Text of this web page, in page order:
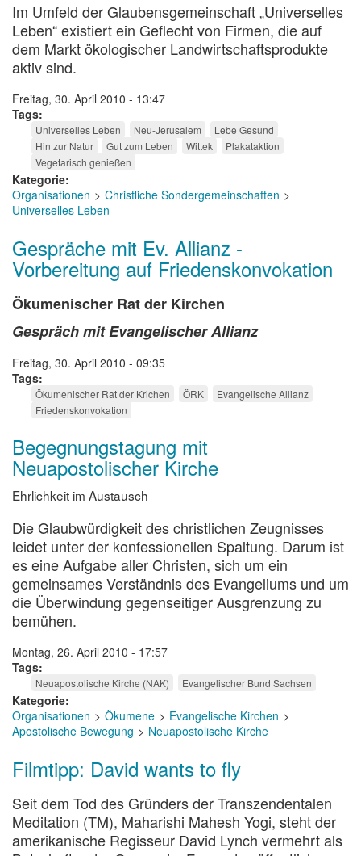
Im Umfeld der Glaubensgemeinschaft „Universelles
Leben“ existiert ein Geflecht von Firmen, die auf
dem Markt ökologischer Landwirtschaftsprodukte
aktiv sind.
Freitag, 30. April 2010 - 13:47
Tags
Universelles Leben Neu-Jerusalem
Lebe Gesund
Hin zur Natur
Gut zum Leben Wittek
Plakataktion
Vegetarisch genießen
Kategorie
Organisationen
Christliche Sondergemeinschaften
Universelles Leben
Gespräche mit Ev. Allianz -
Vorbereitung auf Friedenskonvokation
Ökumenischer Rat der Kirchen
Gespräch mit Evangelischer Allianz
Freitag, 30. April 2010 - 09:35
Tags
Ökumenischer Rat der Krichen ÖRK
Evangelische Allianz
Friedenskonvokation
Begegnungstagung mit
Neuapostolischer Kirche
Ehrlichkeit im Austausch
Die Glaubwürdigkeit des christlichen Zeugnisses
leidet unter der konfessionellen Spaltung. Darum ist
es eine Aufgabe aller Christen, sich um ein
gemeinsames Verständnis des Evangeliums und um
die Überwindung gegenseitiger Ausgrenzung zu
bemühen.
Montag, 26. April 2010 - 17:57
Tags
Neuapostolische Kirche (NAK) Evangelischer Bund Sachsen
Kategorie
Organisationen
Ökumene
Evangelische Kirchen
Apostolische Bewegung
Neuapostolische Kirche
Filmtipp: David wants to fly
Seit dem Tod des Gründers der Transzendentalen
Meditation (TM), Maharishi Mahesh Yogi, steht der
amerikanische Regisseur David Lynch vermehrt als